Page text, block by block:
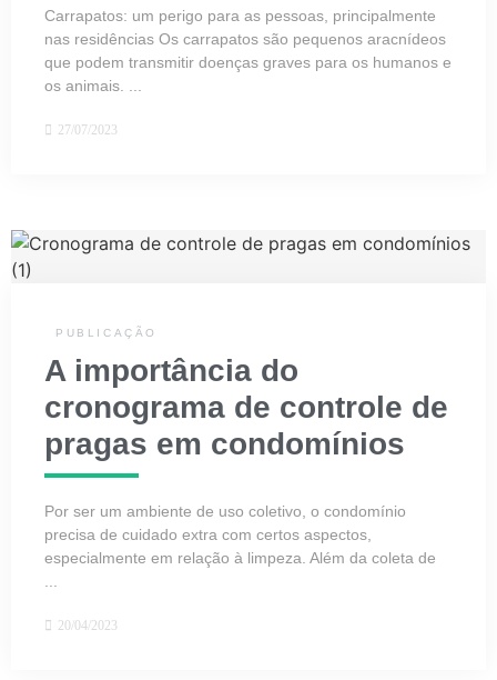
Carrapatos: um perigo para as pessoas, principalmente
nas residências Os carrapatos são pequenos aracnídeos
que podem transmitir doenças graves para os humanos e
os animais. ...
27/07/2023
PUBLICAÇÃO
A importância do
cronograma de controle de
pragas em condomínios
Por ser um ambiente de uso coletivo, o condomínio
precisa de cuidado extra com certos aspectos,
especialmente em relação à limpeza. Além da coleta de
...
20/04/2023